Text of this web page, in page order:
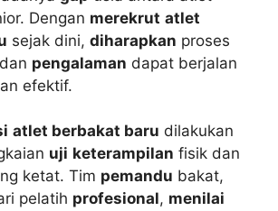
Dengan merekrut atlet
sejak dini, diharapkan proses
dan pengalaman dapat berjalan
efektif.
atlet berbakat baru dilakukan
uji keterampilan fisik dan
ketat. Tim pemandu bakat,
pelatih profesional, menilai